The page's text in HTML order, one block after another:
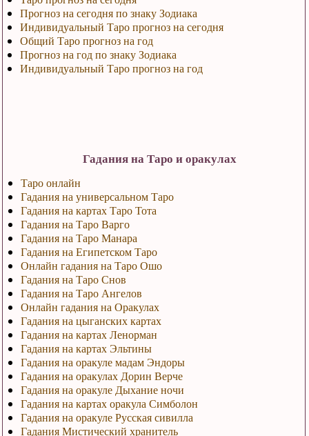
Прогноз на сегодня по знаку Зодиака
Индивидуальный Таро прогноз на сегодня
Общий Таро прогноз на год
Прогноз на год по знаку Зодиака
Индивидуальный Таро прогноз на год
Гадания на Таро и оракулах
Таро онлайн
Гадания на универсальном Таро
Гадания на картах Таро Тота
Гадания на Таро Варго
Гадания на Таро Манара
Гадания на Египетском Таро
Онлайн гадания на Таро Ошо
Гадания на Таро Снов
Гадания на Таро Ангелов
Онлайн гадания на Оракулах
Гадания на цыганских картах
Гадания на картах Ленорман
Гадания на картах Эльтины
Гадания на оракуле мадам Эндоры
Гадания на оракулах Дорин Верче
Гадания на оракуле Дыхание ночи
Гадания на картах оракула Симболон
Гадания на оракуле Русская сивилла
Гадания Мистический хранитель